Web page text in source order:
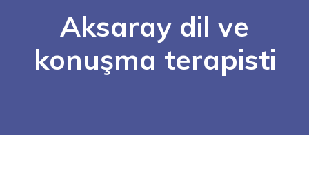
Aksaray dil ve
konuşma terapisti